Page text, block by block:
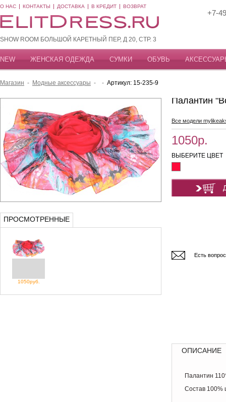
О НАС КОНТАКТЫ ДОСТАВКА В КРЕДИТ ВОЗВРАТ
SHOW ROOM БОЛЬШОЙ КАРЕТНЫЙ ПЕР, Д 20, СТР. 3
+7-
NEW ЖЕНСКАЯ ОДЕЖДА СУМКИ ОБУВЬ
Магазин - Модные аксессуары - - Артикул: 15-235-9
ПРОСМОТРЕННЫЕ
1050руб.
Палантин
Все модели
1050р.
ВЫБЕРИТЕ ЦВЕТ
Есть
ОПИСАНИЕ
Палантин
Состав